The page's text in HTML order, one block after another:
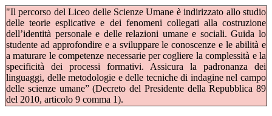
"Il percorso del Liceo delle Scienze Umane è indirizzato allo studio
delle teorie esplicative e dei fenomeni collegati alla costruzione
dell’identità personale e delle relazioni umane e sociali. Guida lo
studente ad approfondire e a sviluppare le conoscenze e le abilità e
a maturare le competenze necessarie per cogliere la complessità e la
specificità dei processi formativi. Assicura la padronanza dei
linguaggi, delle metodologie e delle tecniche di indagine nel campo
delle scienze umane” (Decreto del Presidente della Repubblica 89
del 2010, articolo 9 comma 1).